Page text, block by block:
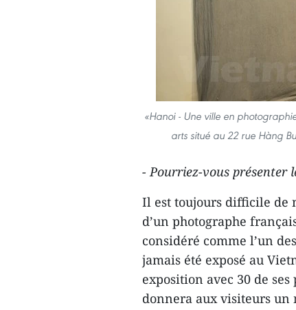
«Hanoi - Une ville en
arts situé au 22 rue Hàng
- Pourriez-vous présenter
Il est toujours difficile de
d’un photographe
considéré comme l’un
jamais été exposé au
exposition avec 30 de
donnera aux visiteurs un